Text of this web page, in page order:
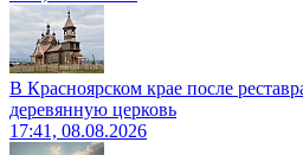
В Красноярском крае после
деревянную церковь
17:41, 08.08.2026